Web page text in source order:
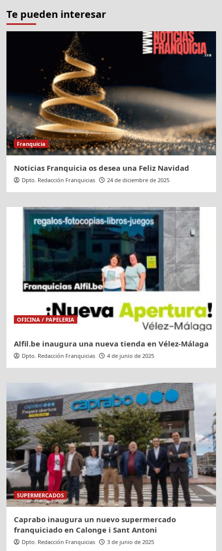
Te pueden interesar
Franquicia
Noticias Franquicia os desea una Feliz Navidad
Dpto. Redacción Franquicias 24 de diciembre de 2025
OFICINA / PAPELERIA
Alfil.be inaugura una nueva tienda en Vélez-Málaga
Dpto. Redacción Franquicias 4 de junio de 2025
SUPERMERCADOS
Caprabo inaugura un nuevo supermercado
franquiciado en Calonge i Sant Antoni
Dpto. Redacción Franquicias 3 de junio de 2025